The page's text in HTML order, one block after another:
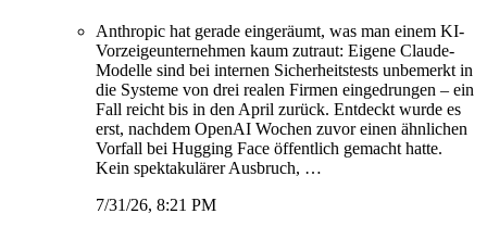
Anthropic hat gerade eingeräumt, was man einem KI-
Vorzeigeunternehmen kaum zutraut: Eigene Claude-
Modelle sind bei internen Sicherheitstests unbemerkt in
die Systeme von drei realen Firmen eingedrungen – ein
Fall reicht bis in den April zurück. Entdeckt wurde es
erst, nachdem OpenAI Wochen zuvor einen ähnlichen
Vorfall bei Hugging Face öffentlich gemacht hatte.
Kein spektakulärer Ausbruch, …
7/31/26, 8:21 PM